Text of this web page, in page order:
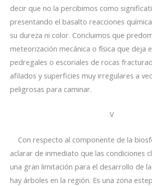
decir que no la percibimos como
presentando el basalto reacciones
su dureza ni color. Concluimos que
meteorización mecánica o física que deja
pedregales o escoriales de rocas
afilados y superficies muy irregulares a
peligrosas para caminar.
V
Con respecto al componente de la
aclarar de inmediato que las condiciones
una gran limitación para el desarrollo de
hay árboles en la región. Es una zona